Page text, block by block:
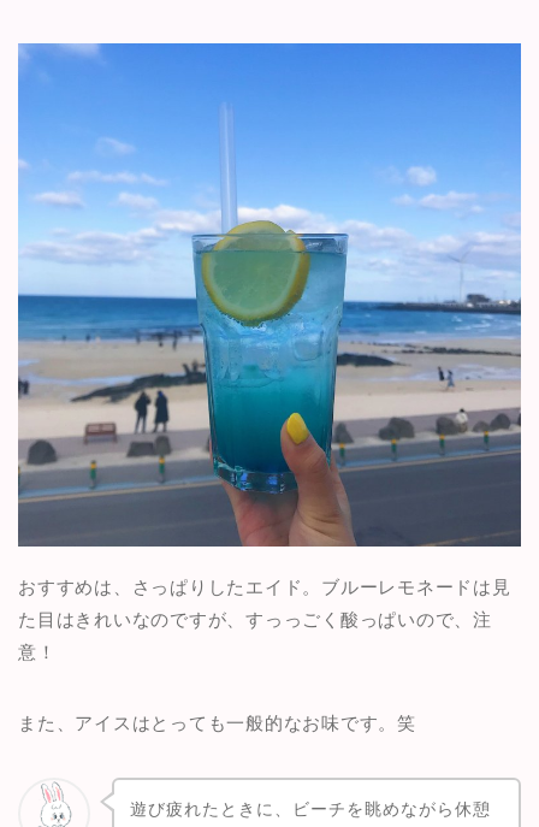
おすすめは、さっぱりしたエイド。ブルーレモネードは見
た目はきれいなのですが、すっっごく酸っぱいので、注
意！
また、アイスはとっても一般的なお味です。笑
遊び疲れたときに、ビーチを眺めながら休憩